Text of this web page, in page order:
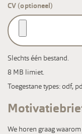
CV (optioneel)
Slechts één bestand.
8 MB limiet.
Toegestane types: odf,
We horen graag